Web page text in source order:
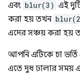
এবং blur(3) এই
করা হয় তখন
এদের সঞ্চয় করা হয়
আপনি এটিকে চা
এতে দুধ ঢালার সময়